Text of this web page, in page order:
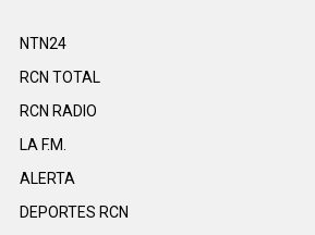
NTN24
RCN TOTAL
RCN RADIO
LA F.M.
ALERTA
DEPORTES RCN